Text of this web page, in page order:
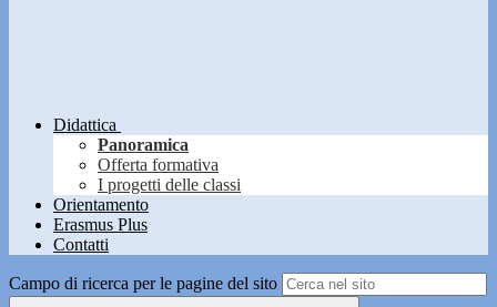
Didattica
Panoramica
Offerta formativa
I progetti delle classi
Orientamento
Erasmus Plus
Contatti
Campo di ricerca per le pagine del sito